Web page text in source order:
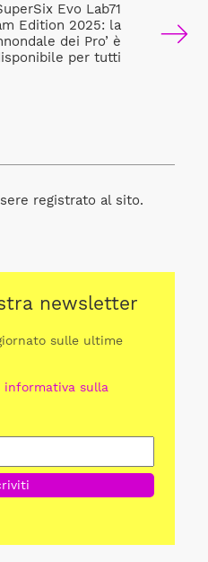
Evo Lab71
Edition 2025: la
dei Pro’ è
per tutti
registrato al sito.
newsletter
sulle ultime
informativa sulla